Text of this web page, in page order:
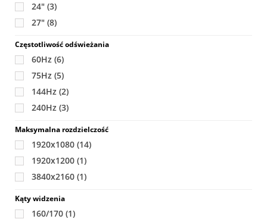
24" (3)
27" (8)
Częstotliwość odświeżania
60Hz (6)
75Hz (5)
144Hz (2)
240Hz (3)
Maksymalna rozdzielczość
1920x1080 (14)
1920x1200 (1)
3840x2160 (1)
Kąty widzenia
160/170 (1)